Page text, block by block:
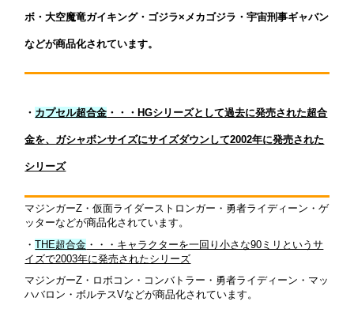
ボ・大空魔竜ガイキング・ゴジラ×メカゴジラ・宇宙刑事ギャバン
などが商品化されています。
・ カプセル超合金 ・・・HGシリーズとして過去に発売された超合
金を、ガシャボンサイズにサイズダウンして2002年に発売された
シリーズ
マジンガーZ・仮面ライダーストロンガー・勇者ライディーン・ゲ
ッターなどが商品化されています。
・THE超合金 ・・・キャラクターを一回り小さな90ミリというサ
イズで2003年に発売されたシリーズ
マジンガーZ・ロボコン・コンバトラー・勇者ライディーン・マッ
ハバロン・ボルテスVなどが商品化されています。